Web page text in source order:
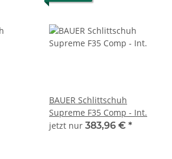
BAUER Schlittschuh
Supreme F35 Comp - Int.
jetzt nur 383,96 € *